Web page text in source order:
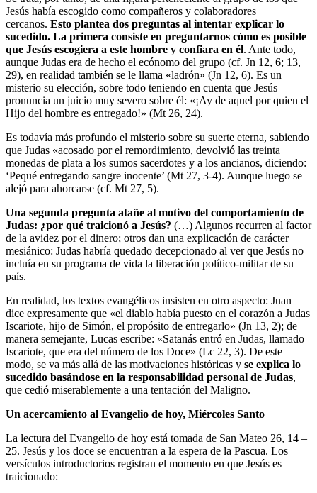
Jesús había escogido como compañeros y colaboradores
cercanos. Esto plantea dos preguntas al intentar explicar lo
sucedido. La primera consiste en preguntarnos cómo es posible
que Jesús escogiera a este hombre y confiara en él. Ante todo,
aunque Judas era de hecho el ecónomo del grupo (cf. Jn 12, 6; 13,
29), en realidad también se le llama «ladrón» (Jn 12, 6). Es un
misterio su elección, sobre todo teniendo en cuenta que Jesús
pronuncia un juicio muy severo sobre él: «¡Ay de aquel por quien el
Hijo del hombre es entregado!» (Mt 26, 24).
Es todavía más profundo el misterio sobre su suerte eterna, sabiendo
que Judas «acosado por el remordimiento, devolvió las treinta
monedas de plata a los sumos sacerdotes y a los ancianos, diciendo:
‘Pequé entregando sangre inocente’ (Mt 27, 3-4). Aunque luego se
alejó para ahorcarse (cf. Mt 27, 5).
Una segunda pregunta atañe al motivo del comportamiento de
Judas: ¿por qué traicionó a Jesús? (…) Algunos recurren al factor
de la avidez por el dinero; otros dan una explicación de carácter
mesiánico: Judas habría quedado decepcionado al ver que Jesús no
incluía en su programa de vida la liberación político-militar de su
país.
En realidad, los textos evangélicos insisten en otro aspecto: Juan
dice expresamente que «el diablo había puesto en el corazón a Judas
Iscariote, hijo de Simón, el propósito de entregarlo» (Jn 13, 2); de
manera semejante, Lucas escribe: «Satanás entró en Judas, llamado
Iscariote, que era del número de los Doce» (Lc 22, 3). De este
modo, se va más allá de las motivaciones históricas y se explica lo
sucedido basándose en la responsabilidad personal de Judas,
que cedió miserablemente a una tentación del Maligno.
Un acercamiento al Evangelio de hoy, Miércoles Santo
La lectura del Evangelio de hoy está tomada de San Mateo 26, 14 –
25. Jesús y los doce se encuentran a la espera de la Pascua. Los
versículos introductorios registran el momento en que Jesús es
traicionado: